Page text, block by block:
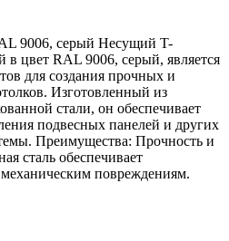
9006, серый Несущий T-
цвет RAL 9006, серый, является
для создания прочных и
Изготовленный из
стали, он обеспечивает
подвесных панелей и других
Преимущества: Прочность и
сталь обеспечивает
повреждениям.